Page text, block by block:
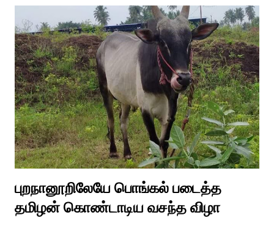
எடுத்த அய்யனார் என“வெட்டுடைய அய்யனார்“ நாமம் கோவில்
அமைத்து பூஜித்தனர். ஆங்கிலேய கிழக்கிந்திய ஆட்சியில் சிவகங்கை
இரண்டாம் மன்னர் முத்துவடுகநாதத் தேவர் ஆங்கிலேயரை எதிர்க்க
அவர்களால் காளையார் கோவிலில் இரண்டாம் மனைவி கௌரி
நாச்சியாருடன் கொல்லபட்டார். அவரது முதல் மனைவி
வேலுநாச்சியார...
புறநானூறிலேயே பொங்கல் படைத்த
தமிழன் கொண்டாடிய வசந்த விழா